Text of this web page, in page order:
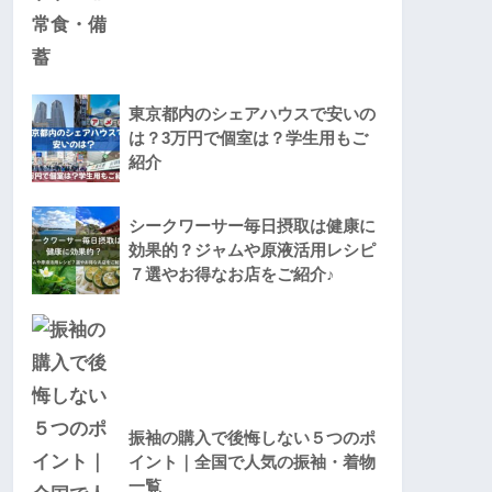
東京都内のシェアハウスで安いの
は？3万円で個室は？学生用もご
紹介
シークワーサー毎日摂取は健康に
効果的？ジャムや原液活用レシピ
７選やお得なお店をご紹介♪
振袖の購入で後悔しない５つのポ
イント｜全国で人気の振袖・着物
一覧